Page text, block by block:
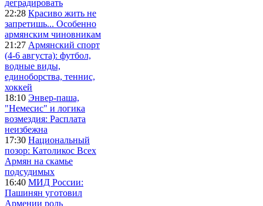
деградировать
22:28 Красиво жить не
запретишь... Особенно
армянским чиновникам
21:27 Армянский спорт
(4-6 августа): футбол,
водные виды,
единоборства, теннис,
хоккей
18:10 Энвер-паша,
"Немесис" и логика
возмездия: Расплата
неизбежна
17:30 Национальный
позор: Католикос Всех
Армян на скамье
подсудимых
16:40 МИД России:
Пашинян уготовил
Армении роль